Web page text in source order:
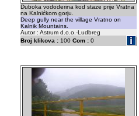
Duboka vododerina kod staze prije Vratna
na Kalnićkom gorju.
Deep gully near the village Vratno on
Kalnik Mountains.
Autor : Astrum d.o.o.-Ludbreg
Broj klikova :100 Com :0